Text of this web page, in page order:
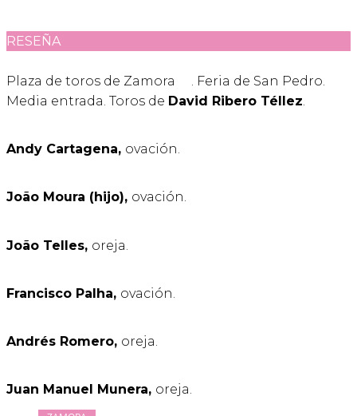
RESEÑA
Plaza de toros de Zamora
. Feria de San Pedro.
Media entrada. Toros de David Ribero Téllez.
Andy Cartagena, ovación.
João Moura (hijo), ovación.
João Telles, oreja.
Francisco Palha, ovación.
Andrés Romero, oreja.
Juan Manuel Munera, oreja.